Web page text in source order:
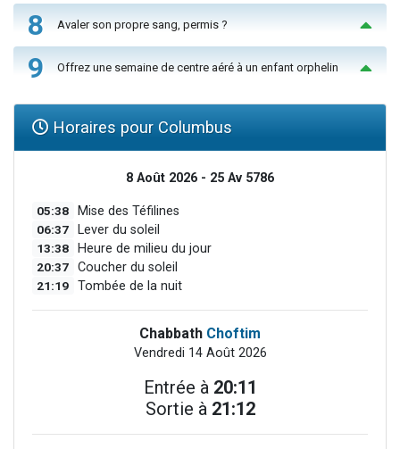
8 Avaler son propre sang, permis ?
9 Offrez une semaine de centre aéré à un enfant orphelin
Horaires pour Columbus
8 Août 2026 - 25 Av 5786
05:38 Mise des Téfilines
06:37 Lever du soleil
13:38 Heure de milieu du jour
20:37 Coucher du soleil
21:19 Tombée de la nuit
Chabbath Choftim
Vendredi 14 Août 2026
Entrée à 20:11
Sortie à 21:12